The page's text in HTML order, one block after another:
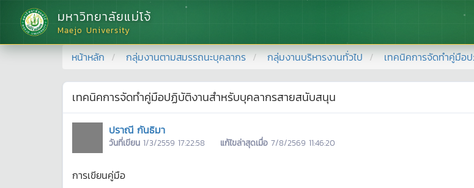
มหาวิทยาลัยแม่โจ้
Maejo University
หน้าหลัก กลุ่มงานตามสมรรถนะบุคลากร กลุ่มงานบริหารงานทั่วไป เทคนิคการจัดทำคู่มือ
เทคนิคการจัดทำคู่มือปฏิบัติงานสำหรับบุคลากรสายสนับสนุน
ปราณี กันธิมา
วันที่เขียน 1/3/2559 17:22:58 แก้ไขล่าสุดเมื่อ 7/8/2569 11:46:20
การเขียนคู่มือ